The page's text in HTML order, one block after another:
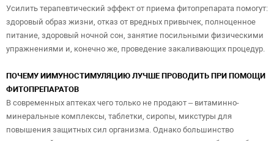
Усилить терапевтический эффект от приема фитопрепарата помогут:
здоровый образ жизни, отказ от вредных привычек, полноценное
питание, здоровый ночной сон, занятие посильными физическими
упражнениями и, конечно же, проведение закаливающих процедур.
ПОЧЕМУ ИИМУНОСТИМУЛЯЦИЮ ЛУЧШЕ ПРОВОДИТЬ ПРИ ПОМОЩИ
ФИТОПРЕПАРАТОВ
В современных аптеках чего только не продают – витаминно-
минеральные комплексы, таблетки, сиропы, микстуры для
повышения защитных сил организма. Однако большинство